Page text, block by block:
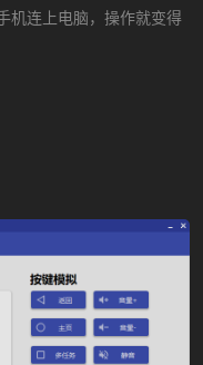
机连上电脑，操作就变得